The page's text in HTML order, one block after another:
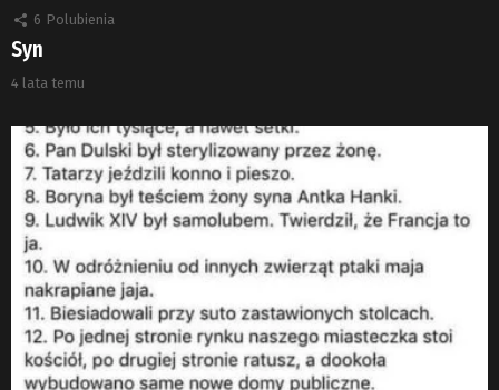
6 Polubienia
Syn
4 lata temu